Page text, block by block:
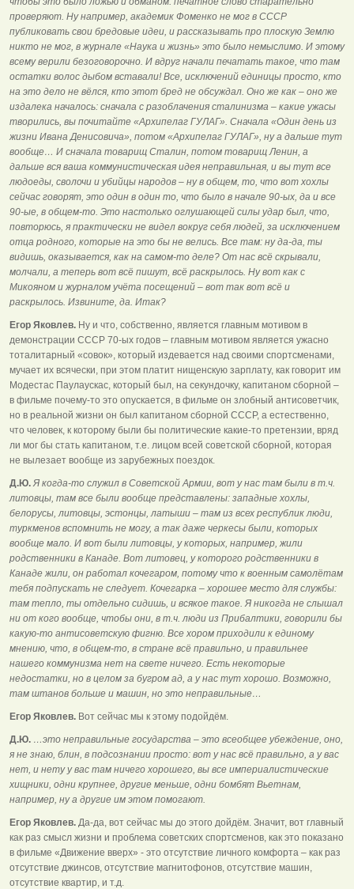
проверяют. Ну например, академик Фоменко не мог в СССР
публиковать свои бредовые идеи, и рассказывать про плоскую Землю
никто не мог, в журнале «Наука и жизнь» это было немыслимо. И этому
всему верили безоговорочно. И вдруг начали печатать такое, что там
остатки волос дыбом вставали! Все, исключений единицы просто, кто
на это дело не вёлся, кто этот бред не обсуждал. Оно же как – оно же
издалека началось: сначала с разоблачения сталинизма – какие ужасы
творились, вы почитайте «Архипелаг ГУЛАГ». Сначала «Один день из
жизни Ивана Денисовича», потом «Архипелаг ГУЛАГ», ну а дальше тут
вообще… И сначала товарищ Сталин, потом товарищ Ленин, а
дальше вся ваша коммунистическая идея неправильная, и вы тут все
людоеды, сволочи и убийцы народов – ну в общем, то, что вот хохлы
сейчас говорят, это один в один то, что было в начале 90-ых, да и все
90-ые, в общем-то. Это настолько оглушающей силы удар был, что,
повторюсь, я практически не видел вокруг себя людей, за исключением
отца родного, которые на это бы не велись. Все там: ну да-да, ты
видишь, оказывается, как на самом-то деле? От нас всё скрывали,
молчали, а теперь вот всё пишут, всё раскрылось. Ну вот как с
Микояном и журналом учёта посещений – вот так вот всё и
раскрылось. Извините, да. Итак?
Егор Яковлев. Ну и что, собственно, является главным мотивом в
демонстрации СССР 70-ых годов – главным мотивом является ужасно
тоталитарный «совок», который издевается над своими спортсменами,
мучает их всячески, при этом платит нищенскую зарплату, как говорит им
Модестас Паулаускас, который был, на секундочку, капитаном сборной –
в фильме почему-то это опускается, в фильме он злобный антисоветчик,
но в реальной жизни он был капитаном сборной СССР, а естественно,
что человек, к которому были бы политические какие-то претензии, вряд
ли мог бы стать капитаном, т.е. лицом всей советской сборной, которая
не вылезает вообще из зарубежных поездок.
Д.Ю.Я когда-то служил в Советской Армии, вот у нас там были в т.ч.
литовцы, там все были вообще представлены: западные хохлы,
белорусы, литовцы, эстонцы, латыши – там из всех республик люди,
туркменов вспомнить не могу, а так даже черкесы были, которых
вообще мало. И вот были литовцы, у которых, например, жили
родственники в Канаде. Вот литовец, у которого родственники в
Канаде жили, он работал кочегаром, потому что к военным самолётам
тебя подпускать не следует. Кочегарка – хорошее место для службы:
там тепло, ты отдельно сидишь, и всякое такое. Я никогда не слышал
ни от кого вообще, чтобы они, в т.ч. люди из Прибалтики, говорили бы
какую-то антисоветскую фигню. Все хором приходили к единому
мнению, что, в общем-то, в стране всё правильно, и правильнее
нашего коммунизма нет на свете ничего. Есть некоторые
недостатки, но в целом за бугром ад, а у нас тут хорошо. Возможно,
там штанов больше и машин, но это неправильные…
Егор Яковлев. Вот сейчас мы к этому подойдём.
Д.Ю. …это неправильные государства – это всеобщее убеждение, оно,
я не знаю, блин, в подсознании просто: вот у нас всё правильно, а у вас
нет, и нету у вас там ничего хорошего, вы все империалистические
хищники, одни крупнее, другие меньше, одни бомбят Вьетнам,
например, ну а другие им этом помогают.
Егор Яковлев. Да-да, вот сейчас мы до этого дойдём. Значит, вот главный
как раз смысл жизни и проблема советских спортсменов, как это показано
в фильме «Движение вверх» - это отсутствие личного комфорта – как раз
отсутствие джинсов, отсутствие магнитофонов, отсутствие машин,
отсутствие квартир, и т.д.